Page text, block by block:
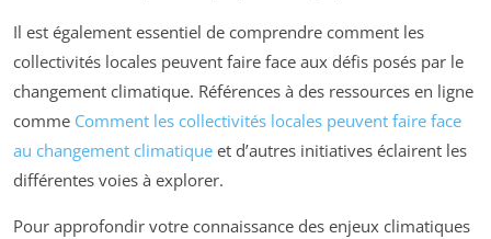
Il est également essentiel de comprendre comment les
collectivités locales peuvent faire face aux défis posés par le
changement climatique. Références à des ressources en ligne
comme Comment les collectivités locales peuvent faire face
au changement climatique et d’autres initiatives éclairent les
différentes voies à explorer.
Pour approfondir votre connaissance des enjeux climatiques